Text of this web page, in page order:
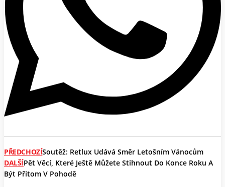
PŘEDCHOZÍSoutěž: Retlux Udává Směr Letošním Vánocům
DALŠÍPět Věcí, Které Ještě Můžete Stihnout Do Konce Roku A
Být Přitom V Pohodě